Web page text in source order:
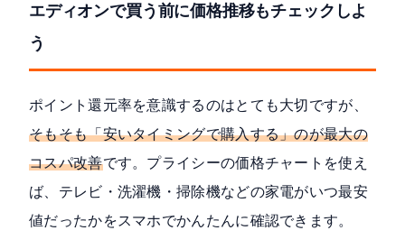
エディオンで買う前に価格推移もチェックしよ
う
ポイント還元率を意識するのはとても大切ですが、
そもそも「安いタイミングで購入する」のが最大の
コスパ改善です。プライシーの価格チャートを使え
ば、テレビ・洗濯機・掃除機などの家電がいつ最安
値だったかをスマホでかんたんに確認できます。